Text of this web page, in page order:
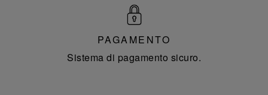
PAGAMENTO
Sistema di pagamento sicuro.